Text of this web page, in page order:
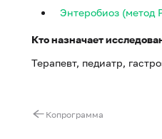
Энтеробиоз (метод
Кто назначает
Терапевт, педиатр,
Копрограмма